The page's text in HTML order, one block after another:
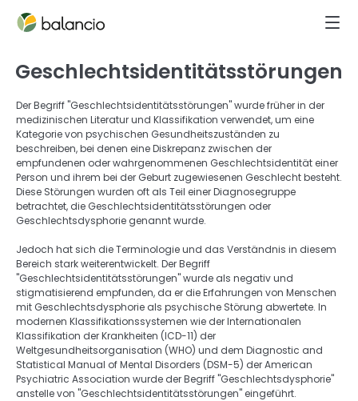
Geschlechtsidentitätsstörungen
Der Begriff "Geschlechtsidentitätsstörungen" wurde früher in der
medizinischen Literatur und Klassifikation verwendet, um eine
Kategorie von psychischen Gesundheitszuständen zu
beschreiben, bei denen eine Diskrepanz zwischen der
empfundenen oder wahrgenommenen Geschlechtsidentität einer
Person und ihrem bei der Geburt zugewiesenen Geschlecht besteht.
Diese Störungen wurden oft als Teil einer Diagnosegruppe
betrachtet, die Geschlechtsidentitätsstörungen oder
Geschlechtsdysphorie genannt wurde.
Jedoch hat sich die Terminologie und das Verständnis in diesem
Bereich stark weiterentwickelt. Der Begriff
"Geschlechtsidentitätsstörungen" wurde als negativ und
stigmatisierend empfunden, da er die Erfahrungen von Menschen
mit Geschlechtsdysphorie als psychische Störung abwertete. In
modernen Klassifikationssystemen wie der Internationalen
Klassifikation der Krankheiten (ICD-11) der
Weltgesundheitsorganisation (WHO) und dem Diagnostic and
Statistical Manual of Mental Disorders (DSM-5) der American
Psychiatric Association wurde der Begriff "Geschlechtsdysphorie"
anstelle von "Geschlechtsidentitätsstörungen" eingeführt.